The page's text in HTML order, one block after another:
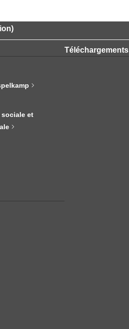
et
Téléchargements